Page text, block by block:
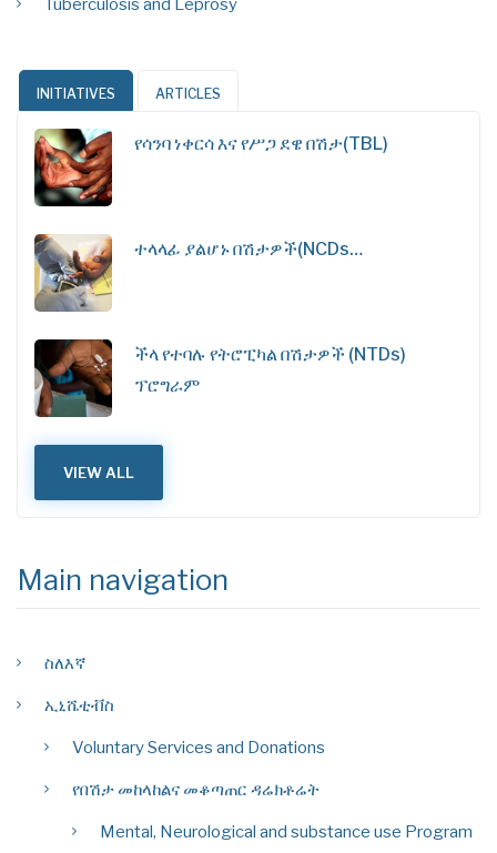
Tuberculosis and Leprosy
INITIATIVES ARTICLES
የሳንባ ነቀርሳ እና የሥጋ ደዌ በሽታ(TBL)
ተላላፊ ያልሆኑ በሽታዎች(NCDs…
ችላ የተባሉ የትሮፒካል በሽታዎች (NTDs)
ፕሮግራም
VIEW ALL
Main navigation
ስለእኛ
ኢኒሼቲቭስ
Voluntary Services and Donations
የበሽታ መከላከልና መቆጣጠር ዳሬክቶሬት
Mental, Neurological and substance use Program